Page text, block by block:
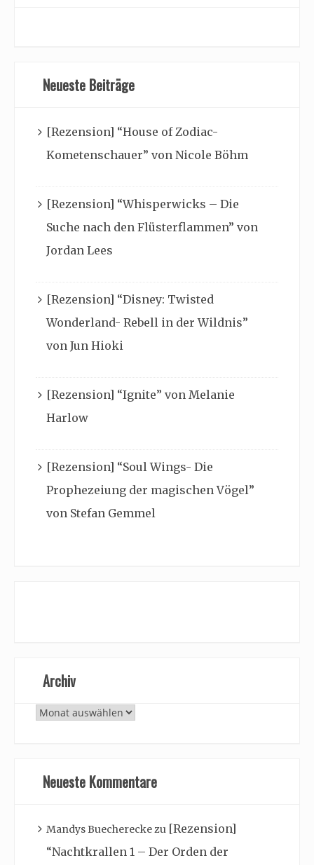
Neueste Beiträge
[Rezension] “House of Zodiac-
Kometenschauer” von Nicole Böhm
[Rezension] “Whisperwicks – Die
Suche nach den Flüsterflammen” von
Jordan Lees
[Rezension] “Disney: Twisted
Wonderland- Rebell in der Wildnis”
von Jun Hioki
[Rezension] “Ignite” von Melanie
Harlow
[Rezension] “Soul Wings- Die
Prophezeiung der magischen Vögel”
von Stefan Gemmel
Archiv
Archiv
Neueste Kommentare
Mandys Buechereckezu [Rezension]
“Nachtkrallen 1 – Der Orden der